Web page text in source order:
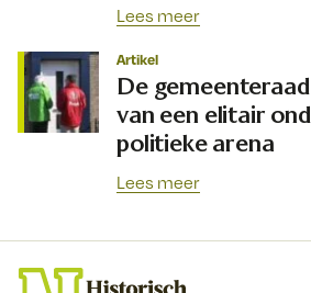
Lees meer
Artikel
De
van een elitair
politieke arena
Lees meer